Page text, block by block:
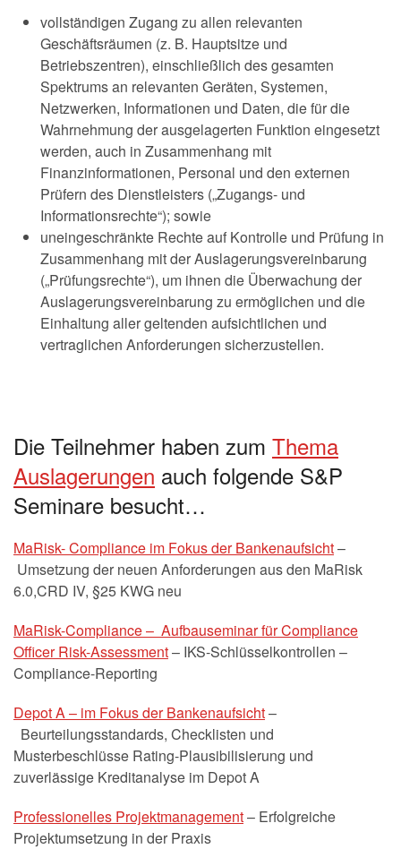
vollständigen Zugang zu allen relevanten
Geschäftsräumen (z. B. Hauptsitze und
Betriebszentren), einschließlich des gesamten
Spektrums an relevanten Geräten, Systemen,
Netzwerken, Informationen und Daten, die für die
Wahrnehmung der ausgelagerten Funktion eingesetzt
werden, auch in Zusammenhang mit
Finanzinformationen, Personal und den externen
Prüfern des Dienstleisters („Zugangs- und
Informationsrechte“); sowie
uneingeschränkte Rechte auf Kontrolle und Prüfung in
Zusammenhang mit der Auslagerungsvereinbarung
(„Prüfungsrechte“), um ihnen die Überwachung der
Auslagerungsvereinbarung zu ermöglichen und die
Einhaltung aller geltenden aufsichtlichen und
vertraglichen Anforderungen sicherzustellen.
Die Teilnehmer haben zum Thema
Auslagerungen auch folgende S&P
Seminare besucht…
MaRisk- Compliance im Fokus der Bankenaufsicht–
Umsetzung der neuen Anforderungen aus den MaRisk
6.0,CRD IV, §25 KWG neu
MaRisk-Compliance – Aufbauseminar für Compliance
Officer Risk-Assessment– IKS-Schlüsselkontrollen –
Compliance-Reporting
Depot A – im Fokus der Bankenaufsicht–
Beurteilungsstandards, Checklisten und
Musterbeschlüsse Rating-Plausibilisierung und
zuverlässige Kreditanalyse im Depot A
Professionelles Projektmanagement– Erfolgreiche
Projektumsetzung in der Praxis